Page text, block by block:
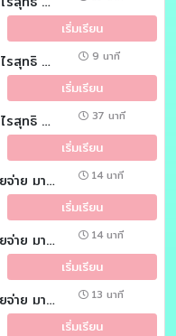
เริ่มเรียน
- มาตรา 65 ทวิ เงื่อนไขการคำนวณกำไรสุทธิ มาตรา 65 ทวิ (3) : (วันละมาตรา) 9 นาที
เริ่มเรียน
- มาตรา 65 ทวิ เงื่อนไขการคำนวณกำไรสุทธิ มาตรา 65 ทวิ (2) : (วันละมาตรา) 37 นาที
เริ่มเรียน
- มาตรา 65 ตรี รายการที่ไม่ถือเป็นรายจ่าย มาตรา 65 ตรี (20) : (วันละมาตรา) 14 นาที
เริ่มเรียน
- มาตรา 65 ตรี รายการที่ไม่ถือเป็นรายจ่าย มาตรา 65 ตรี (18)(19) : (วันละมาตรา) 14 นาที
เริ่มเรียน
- มาตรา 65 ตรี รายการที่ไม่ถือเป็นรายจ่าย มาตรา 65 ตรี (15)(16)(17) : (วันละมาตรา) 13 นาที
เริ่มเรียน